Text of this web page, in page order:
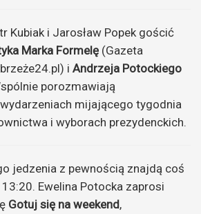
Kubiak i Jarosław Popek gościć
Marka Formelę (Gazeta
i Andrzeja Potockiego
porozmawiają
mijającego tygodnia
i wyborach prezydenckich.
jedzenia z pewnością znajdą coś
Ewelina Potocka zaprosi
Gotuj się na weekend,